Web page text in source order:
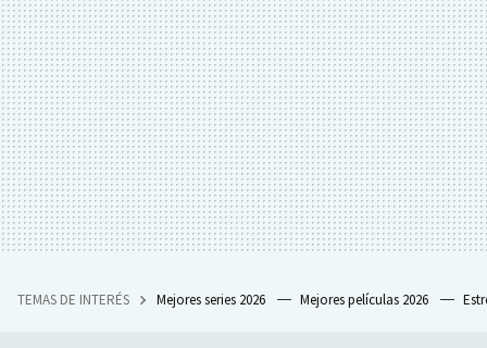
TEMAS DE INTERÉS Mejores series 2026 Mejores películas 2026